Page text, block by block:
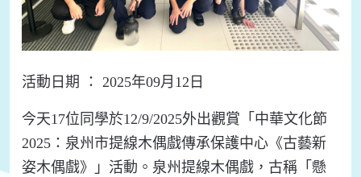
活動日期 ： 2025年09月12日
今天17位同學於12/9/2025外出觀賞「中華文化節
2025：泉州市提線木偶戲傳承保護中心《古藝新
姿木偶戲》」活動。泉州提線木偶戲，古稱「懸